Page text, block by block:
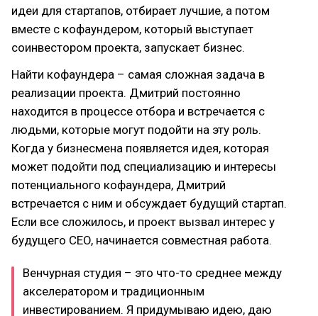
идеи для стартапов, отбирает лучшие, а потом
вместе с кофаундером, который выступает
соинвестором проекта, запускает бизнес.
Найти кофаундера – самая сложная задача в
реализации проекта. Дмитрий постоянно
находится в процессе отбора и встречается с
людьми, которые могут подойти на эту роль.
Когда у бизнесмена появляется идея, которая
может подойти под специализацию и интересы
потенциального кофаундера, Дмитрий
встречается с ним и обсуждает будущий стартап.
Если все сложилось, и проект вызвал интерес у
будущего CEO, начинается совместная работа.
Венчурная студия – это что-то среднее между
акселератором и традиционным
инвестированием. Я придумываю идею, даю